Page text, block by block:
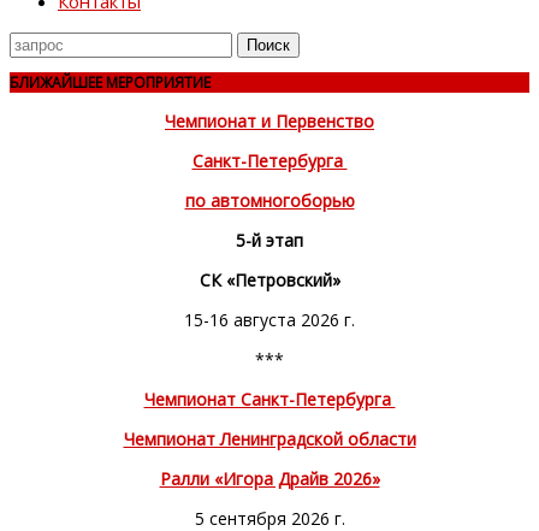
Поиск
для
БЛИЖАЙШЕЕ МЕРОПРИЯТИЕ
Чемпионат и Первенство
Санкт-Петербурга
по автомногоборью
5-й этап
СК «Петровский»
15-16 августа 2026 г.
***
Чемпионат Санкт-Петербурга
Чемпионат Ленинградской области
Ралли «Игора Драйв 2026»
5 сентября 2026 г.